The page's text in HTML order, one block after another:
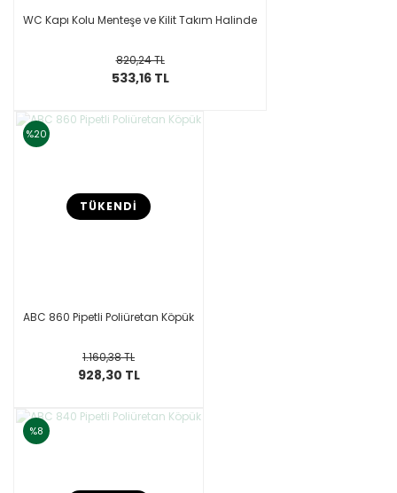
WC Kapı Kolu Menteşe ve Kilit Takım Halinde
820,24 TL
533,16 TL
%20
TÜKENDİ
ABC 860 Pipetli Poliüretan Köpük
1.160,38 TL
928,30 TL
%8